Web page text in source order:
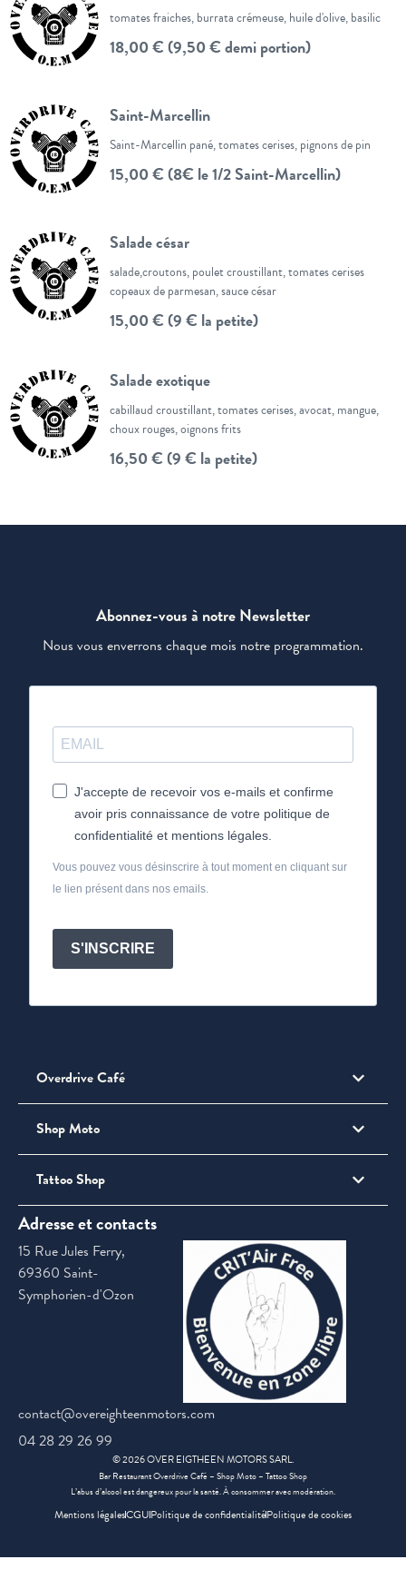
tomates fraiches, burrata crémeuse, huile d'olive, basilic
18,00 € (9,50 € demi portion)
Saint-Marcellin
Saint-Marcellin pané, tomates cerises, pignons de pin
15,00 € (8€ le 1/2 Saint-Marcellin)
Salade césar
salade,croutons, poulet croustillant, tomates cerises
copeaux de parmesan, sauce césar
15,00 € (9 € la petite)
Salade exotique
cabillaud croustillant, tomates cerises, avocat, mangue,
choux rouges, oignons frits
16,50 € (9 € la petite)
Abonnez-vous à notre Newsletter
Nous vous enverrons chaque mois notre programmation.
J'accepte de recevoir vos e-mails et confirme
avoir pris connaissance de votre politique de
confidentialité et mentions légales.
Vous pouvez vous désinscrire à tout moment en cliquant sur
le lien présent dans nos emails.
S'INSCRIRE
Overdrive Café
Shop Moto
Tattoo Shop
Adresse et contacts
15 Rue Jules Ferry,
69360 Saint-
Symphorien-d'Ozon
contact@overeighteenmotors.com
04 28 29 26 99
©2026OVER EIGTHEEN MOTORS SARL.
Bar Restaurant Overdrive Café – Shop Moto – Tattoo Shop
L’abus d’alcool est dangereux pour la santé. À consommer avec modération.
Mentions légalesCGUPolitique de confidentialitéPolitique de cookies